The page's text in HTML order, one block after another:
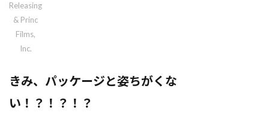
Releasing
& Princ
Films,
Inc.
きみ、パッケージと姿ちがくな
い！？！？！？